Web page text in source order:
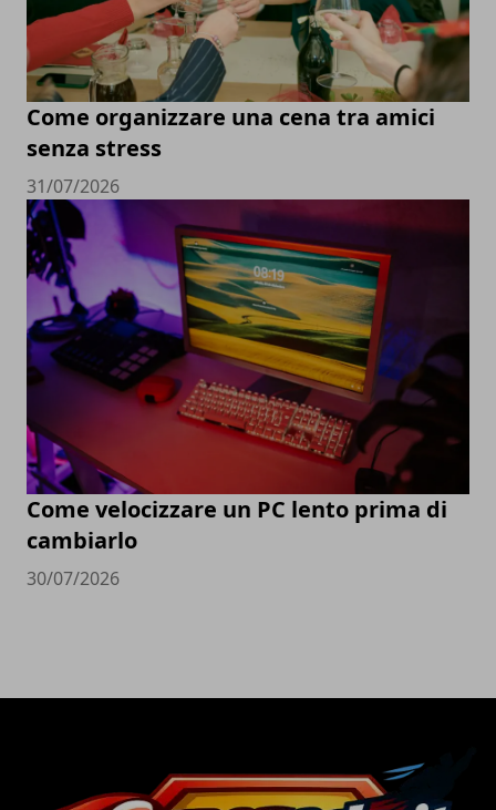
Come organizzare una cena tra amici
senza stress
31/07/2026
Come velocizzare un PC lento prima di
cambiarlo
30/07/2026